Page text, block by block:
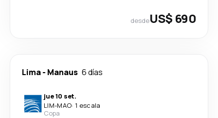
desdeUS$ 690
Lima- Manaus 6 días
jue 10 set.
LIM-MAO· 1 escala
Copa